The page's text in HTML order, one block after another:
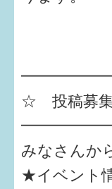
☆ 投稿募
みなさんか
★イベント